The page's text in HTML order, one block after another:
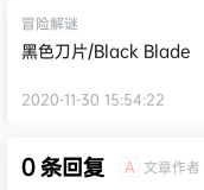
冒险解谜
黑色刀片/Black Blade
2020-11-30 15:54:22
0 条回复 A 文章作者